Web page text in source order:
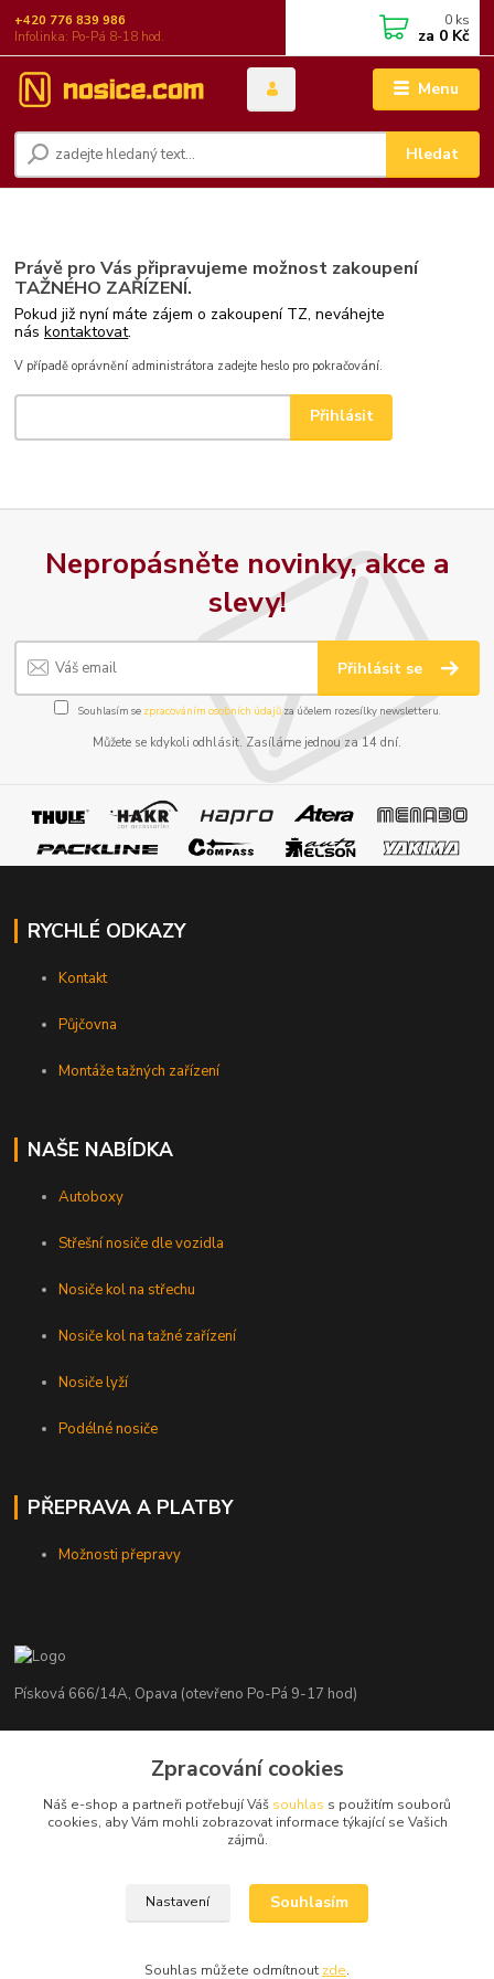
Menu
Hledat
+420 776 839 986
Infolinka: Po-Pá 8-18 hod.
0 ks
za 0 Kč
Právě pro Vás připravujeme možnost zakoupení
TAŽNÉHO ZAŘÍZENÍ.
Pokud již nyní máte zájem o zakoupení TZ, neváhejte
náskontaktovat.
V případě oprávnění administrátora zadejte heslo pro pokračování.
Nepropásněte novinky, akce a
slevy!
Přihlásit se
Souhlasím se zpracováním osobních údajůza účelem rozesílky newsletteru.
Můžete se kdykoli odhlásit. Zasíláme jednou za 14 dní.
RYCHLÉ ODKAZY
Kontakt
Půjčovna
Montáže tažných zařízení
NAŠE NABÍDKA
Autoboxy
Střešní nosiče dle vozidla
Nosiče kol na střechu
Nosiče kol na tažné zařízení
Nosiče lyží
Podélné nosiče
PŘEPRAVA A PLATBY
Možnosti přepravy
Písková 666/14A, Opava (otevřeno Po-Pá 9-17 hod)
+420 776 839 986
info@nosice.com
Zpracování cookies
Náš e-shop a partneři potřebují Váš souhlas s použitím souborů
cookies, aby Vám mohli zobrazovat informace týkající se Vašich
zájmů.
Nastavení Souhlasím
Souhlas můžete odmítnout zde.